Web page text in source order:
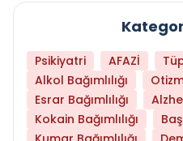
Psikiyatri AFAZİ
Alkol Bağımlılığı
Esrar Bağımlılığı
Kokain Bağımlılığı